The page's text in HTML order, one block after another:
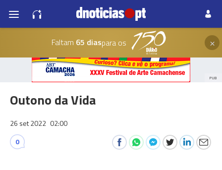
Faltam 65 diaspara os ×
PUB
Outono da Vida
26 set 2022 02:00
0